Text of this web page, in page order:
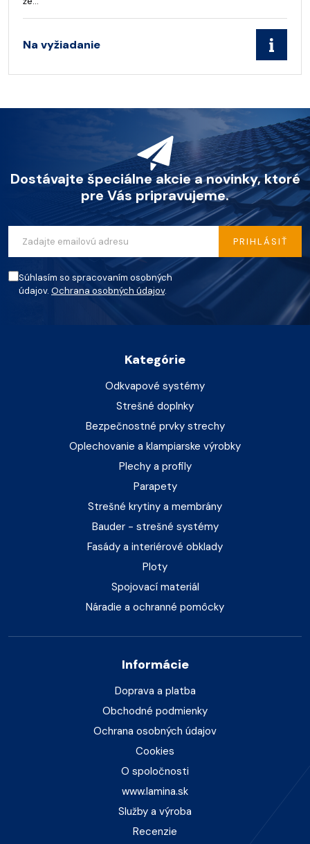
Na vyžiadanie
Dostávajte špeciálne akcie a novinky, ktoré
pre Vás pripravujeme.
Súhlasím so spracovaním osobných
údajov. Ochrana osobných údajov.
PRIHLÁSIŤ
Kategórie
Odkvapové systémy
Strešné doplnky
Bezpečnostné prvky strechy
Oplechovanie a klampiarske výrobky
Plechy a profily
Parapety
Strešné krytiny a membrány
Bauder - strešné systémy
Fasády a interiérové obklady
Ploty
Spojovací materiál
Náradie a ochranné pomôcky
Informácie
Doprava a platba
Obchodné podmienky
Ochrana osobných údajov
Cookies
O spoločnosti
www.lamina.sk
Služby a výroba
Recenzie